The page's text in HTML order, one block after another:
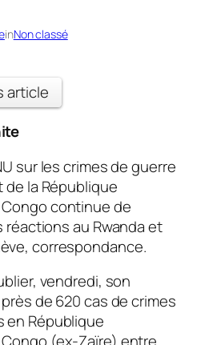
inNon classé
article
sur les crimes de guerre
de la République
continue de
au Rwanda et
correspondance.
vendredi, son
de 620 cas de crimes
en République